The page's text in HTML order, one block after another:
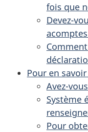
fois que
Devez-
Pour en
Avez-
Système
Pour